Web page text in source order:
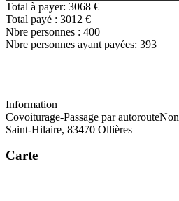
Total à payer: 3068 €
Total payé : 3012 €
Nbre personnes : 400
Nbre personnes ayant payées: 393
Information
Covoiturage-Passage par autorouteNon
Saint-Hilaire, 83470 Ollières
Carte